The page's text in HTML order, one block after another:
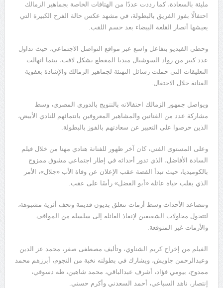
مليئة بالسعادة، كما رددت عددًا من الهتافات الخاصة بجماهير الزمالك
احتفالًا بفوز الفريق بالبطولة، في مشهد عكس حالة الفرح الكبيرة التي
يعيشها أنصار القلعة البيضاء بعد حسم اللقب.
وحظي الفيديو بتفاعل واسع عبر مواقع التواصل الاجتماعي، حيث تداول
عدد كبير من رواد السوشيال ميديا المقطع بشكل لافت، بينما انهالت
التعليقات التي حملت رسائل التهنئة لجماهير الزمالك والإشادة بعفوية
الفنانة خلال الاحتفال.
ويواصل جمهور الزمالك احتفالاته بالتتويج بالدوري المصري، وسط
مشاركة عدد من الفنانين والمشاهير المعروفين بانتمائهم للنادي الأبيض،
الذين حرصوا على التعبير عن سعادتهم بالفوز بالبطولة.
وعلى المستوى الفني، كان آخر ظهور للفنانة هنادي مهنا من خلال فيلم
السادة الأفاضل، الذي تدور أحداثه في إطار اجتماعي مشوق ممزوج
بالكوميديا، حيث تبدأ القصة عقب الإعلان عن وفاة الأب «جلال»، الأمر
الذي يقلب حياة عائلة «أبو الفضل» رأسًا على عقب.
وتتصاعد الأحداث وسط أزمات تتعلق بديون قديمة وتحف أثرية مشبوهة،
لتتحول محاولات الشقيقين لإنقاذ العائلة إلى سلسلة من المواقف
والأزمات غير المتوقعة.
الفيلم من إخراج كريم الشناوي، وتأليف مصطفى صقر، محمد عز الدين
وعبدالرحمن جاويش، ويشارك في بطولته نخبة من النجوم، أبرزهم محمد
ممدوح، بيومي فؤاد، أشرف عبدالباقي، محمد شاهين، طه دسوقي،
إنتصار، ناهد السباعي، أحمد السعدني وأكرم حسني.